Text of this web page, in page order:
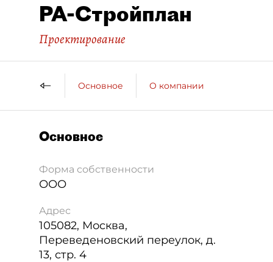
РА-Стройплан
Проектирование
Основное О компании
Основное
Форма собственности
ООО
Адрес
105082, Москва,
Переведеновский переулок, д.
13, стр. 4